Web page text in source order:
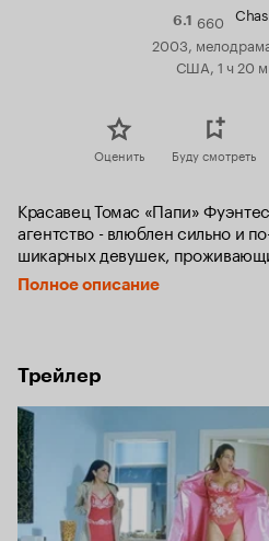
6.1Рейтинг
Кинопоиска
6.1
660
2003,
США, 1 ч 20
Оценить Буду смотреть
Красавец Томас «Папи»
агентство - влюблен сильно и
шикарных девушек,
жеманная Патрисия - из Нью-
из Чикаго и сексапильная Сиси
Полное описание
Трейлер